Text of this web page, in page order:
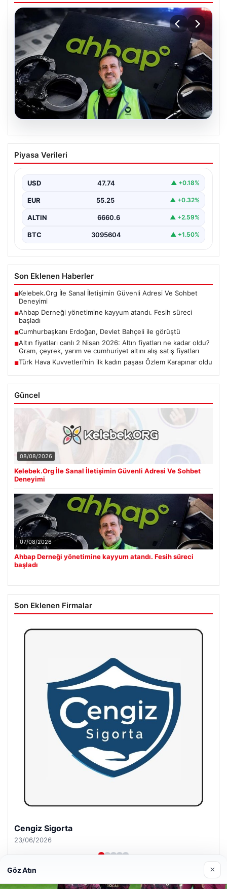
Ahbap Derneği yönetimine kayyum
atandı. Fesih süreci başladı
Piyasa Verileri
USD 47.74 ▲ +0.18%
EUR 55.25 ▲ +0.32%
ALTIN 6660.6 ▲ +2.59%
BTC 3095604 ▲ +1.50%
Son Eklenen Haberler
■Kelebek.Org İle Sanal İletişimin Güvenli Adresi Ve Sohbet
Deneyimi
■Ahbap Derneği yönetimine kayyum atandı. Fesih süreci
başladı
■Cumhurbaşkanı Erdoğan, Devlet Bahçeli ile görüştü
■Altın fiyatları canlı 2 Nisan 2026: Altın fiyatları ne kadar oldu?
Gram, çeyrek, yarım ve cumhuriyet altını alış satış fiyatları
■Türk Hava Kuvvetleri’nin ilk kadın paşası Özlem Karapınar oldu
Güncel
08/08/2026
Kelebek.Org İle Sanal İletişimin Güvenli Adresi Ve Sohbet
Deneyimi
07/08/2026
Ahbap Derneği yönetimine kayyum atandı. Fesih süreci
başladı
Son Eklenen Firmalar
Hastaş Beton
26/05/2026
Göz Atın ×